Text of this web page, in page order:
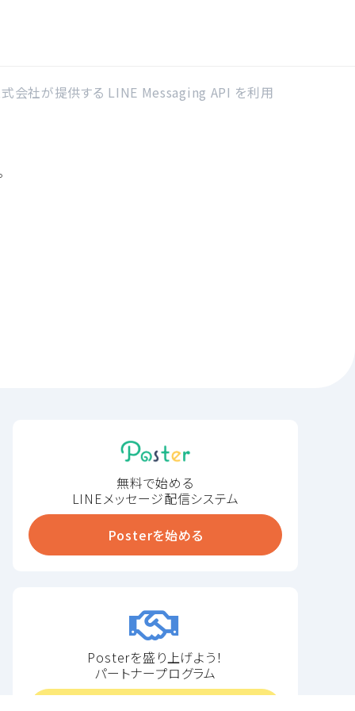
会社が提供する LINE Messaging API を利用
無料で始める
LINEメッセージ配信システム
Posterを始める
Posterを盛り上げよう！
パートナープログラム